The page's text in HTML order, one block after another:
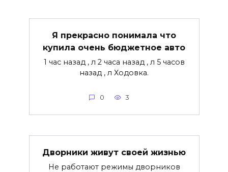
Я прекрасно понимала что
купила очень бюджетное авто
1 час назад , л 2 часа назад , л 5 часов
назад , л Ходовка.
0 3
Дворники живут своей жизнью
Не работают режимы дворников